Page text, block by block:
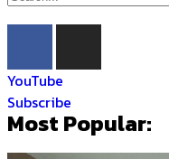
YouTube
Subscribe
Most Popular: